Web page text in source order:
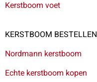
Kerstboom voet
KERSTBOOM BESTELLEN
Nordmann kerstboom
Echte kerstboom kopen